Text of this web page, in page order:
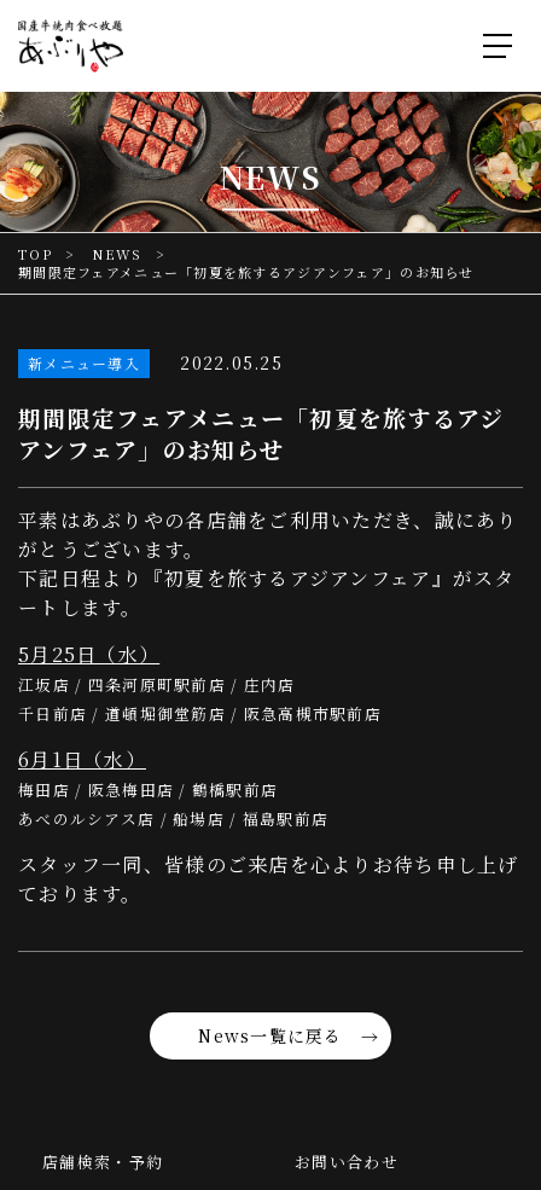
NEWS
TOP
NEWS
期間限定フェアメニュー「初夏を旅するアジアンフェア」のお知らせ
新メニュー導入 2022.05.25
期間限定フェアメニュー「初夏を旅するアジ
アンフェア」のお知らせ
平素はあぶりやの各店舗をご利用いただき、誠にあり
がとうございます。
下記日程より『初夏を旅するアジアンフェア』がスタ
ートします。
5月25日（水）
江坂店 / 四条河原町駅前店 / 庄内店
千日前店 / 道頓堀御堂筋店 / 阪急高槻市駅前店
6月1日（水）
梅田店 / 阪急梅田店 / 鶴橋駅前店
あべのルシアス店 / 船場店 / 福島駅前店
スタッフ一同、皆様のご来店を心よりお待ち申し上げ
ております。
News一覧に戻る
店舗検索・予約
お問い合わせ